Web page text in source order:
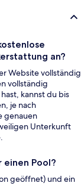
an?
Website vollständig
vollständig
kannst du bis
je nach
genauen
Unterkunft
Pool?
geöffnet) und ein